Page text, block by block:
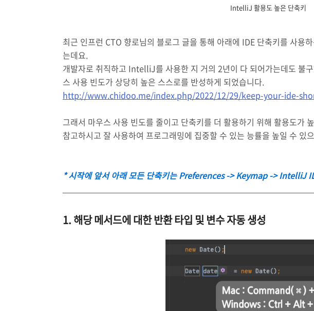
IntelliJ 활용도 높은 단축키
최근 인프런 CTO 향로님의 블로그 글을 통해 아래에 IDE 단축키를 사용
는데요.
개발자로 취직하고 IntelliJ를 사용한 지 거의 2년이 다 되어가는데도 불
스 사용 빈도가 상당히 높은 스스로를 반성하게 되었습니다.
http://www.chidoo.me/index.php/2022/12/29/keep-your-ide-
그래서 마우스 사용 빈도를 줄이고 단축키를 더 활용하기 위해 활용도가
참고하시고 잘 사용하여 프로그래밍에 집중할 수 있는 능률을 높일 수 있
* 시작에 앞서 아래 모든 단축키는 Preferences -> Keymap -> IntelliJ
1. 해당 메서드에 대한 반환 타입 및 변수 자동 생성